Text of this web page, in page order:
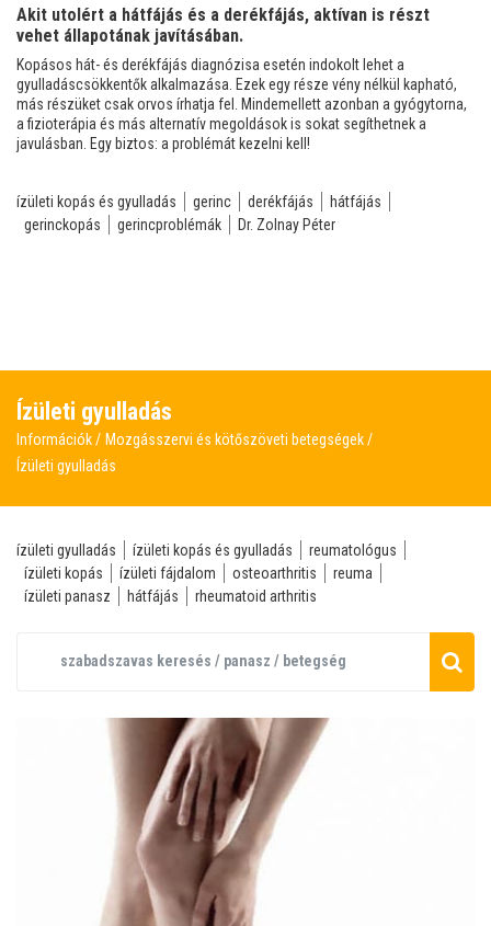
Akit utolért a hátfájás és a derékfájás, aktívan is részt
vehet állapotának javításában.
Kopásos hát- és derékfájás diagnózisa esetén indokolt lehet a
gyulladáscsökkentők alkalmazása. Ezek egy része vény nélkül kapható,
más részüket csak orvos írhatja fel. Mindemellett azonban a gyógytorna,
a fizioterápia és más alternatív megoldások is sokat segíthetnek a
javulásban. Egy biztos: a problémát kezelni kell!
ízületi kopás és gyulladás gerinc derékfájás
hátfájás
gerinckopás
gerincproblémák Dr. Zolnay Péter
Ízületi gyulladás
Információk
Mozgásszervi és kötőszöveti betegségek
Ízületi gyulladás
ízületi gyulladás ízületi kopás és gyulladás
reumatológus
ízületi kopás
ízületi fájdalom osteoarthritis
reuma
ízületi panasz
hátfájás rheumatoid arthritis